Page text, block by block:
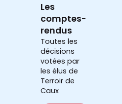
Les
comptes-
rendus
Toutes les
décisions
votées par
les élus de
Terroir de
Caux